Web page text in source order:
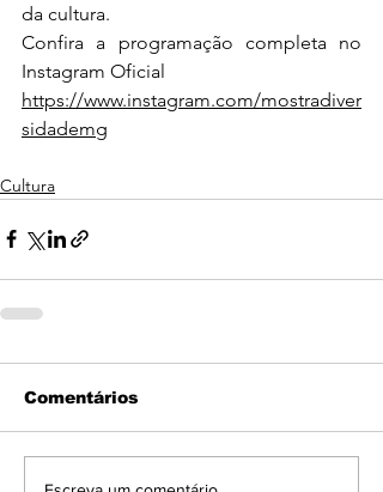
da cultura.
Confira a programação completa no
Instagram Oficial
https://www.instagram.com/mostradiver
sidademg
Cultura
Comentários